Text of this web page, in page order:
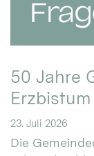
50 Jahre
23. Juli 2026
Die